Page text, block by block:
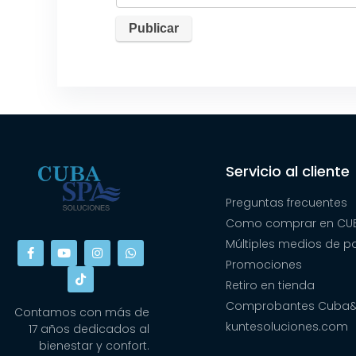
Contamos con más de
17 años dedicados al
bienestar y confort.
Servicio al cliente
Preguntas frecuentes
Como comprar en
Múltiples medios de
Promociones
Retiro en tienda
Comprobantes
kuntesoluciones.com